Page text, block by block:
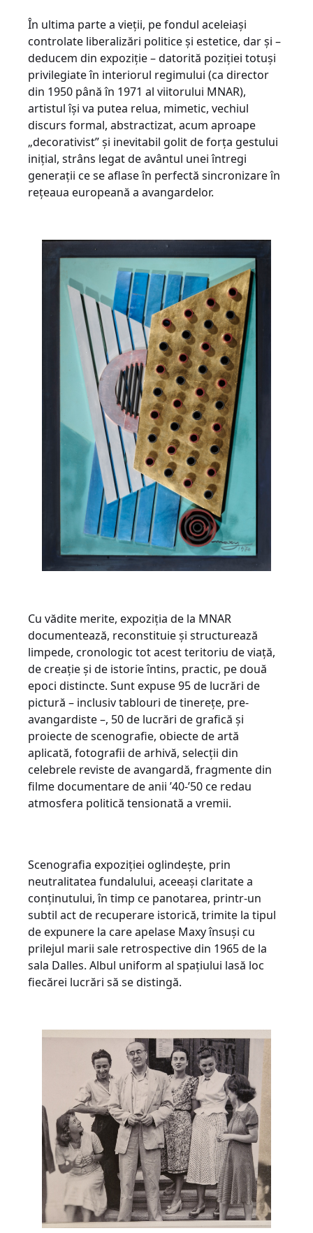
În ultima parte a vieții, pe fondul aceleiași
controlate liberalizări politice și estetice, dar și –
deducem din expoziție – datorită poziției totuși
privilegiate în interiorul regimului (ca director
din 1950 până în 1971 al viitorului MNAR),
artistul își va putea relua, mimetic, vechiul
discurs formal, abstractizat, acum aproape
„decorativist” și inevitabil golit de forța gestului
inițial, strâns legat de avântul unei întregi
generații ce se aflase în perfectă sincronizare în
rețeaua europeană a avangardelor.
Cu vădite merite, expoziția de la MNAR
documentează, reconstituie și structurează
limpede, cronologic tot acest teritoriu de viață,
de creație și de istorie întins, practic, pe două
epoci distincte. Sunt expuse 95 de lucrări de
pictură – inclusiv tablouri de tinerețe, pre-
avangardiste –, 50 de lucrări de grafică și
proiecte de scenografie, obiecte de artă
aplicată, fotografii de arhivă, selecții din
celebrele reviste de avangardă, fragmente din
filme documentare de anii ’40-’50 ce redau
atmosfera politică tensionată a vremii.
Scenografia expoziției oglindește, prin
neutralitatea fundalului, aceeași claritate a
conținutului, în timp ce panotarea, printr-un
subtil act de recuperare istorică, trimite la tipul
de expunere la care apelase Maxy însuși cu
prilejul marii sale retrospective din 1965 de la
sala Dalles. Albul uniform al spațiului lasă loc
fiecărei lucrări să se distingă.